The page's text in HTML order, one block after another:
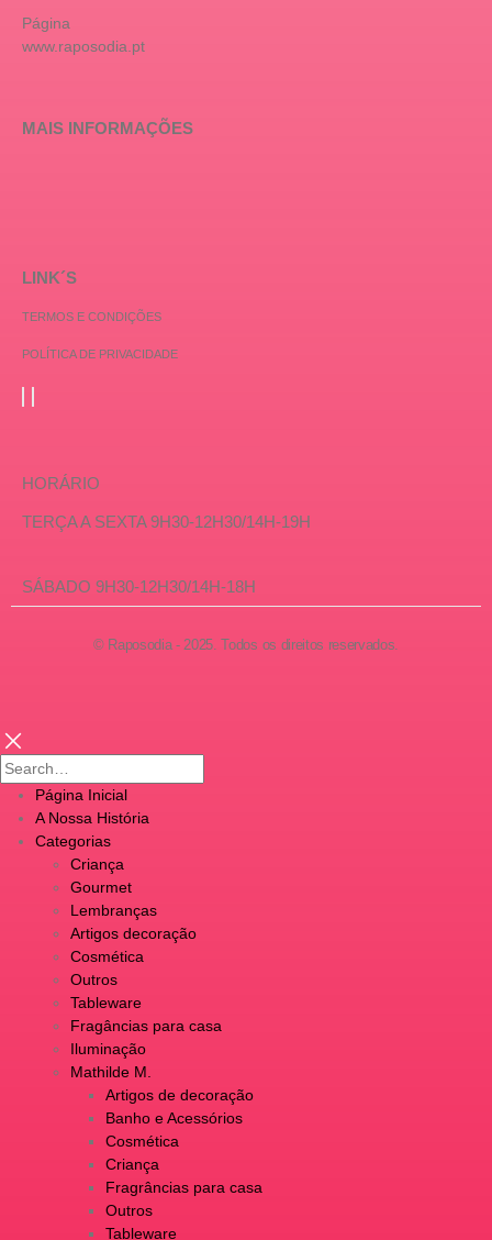
Página
www.raposodia.pt
MAIS INFORMAÇÕES
LINK´S
TERMOS E CONDIÇÕES
POLÍTICA DE PRIVACIDADE
HORÁRIO
TERÇA A SEXTA 9H30-12H30/14H-19H
SÁBADO 9H30-12H30/14H-18H
© Raposodia - 2025. Todos os direitos reservados.
Página Inicial
A Nossa História
Categorias
Criança
Gourmet
Lembranças
Artigos decoração
Cosmética
Outros
Tableware
Fragâncias para casa
Iluminação
Mathilde M.
Artigos de decoração
Banho e Acessórios
Cosmética
Criança
Fragrâncias para casa
Outros
Tableware